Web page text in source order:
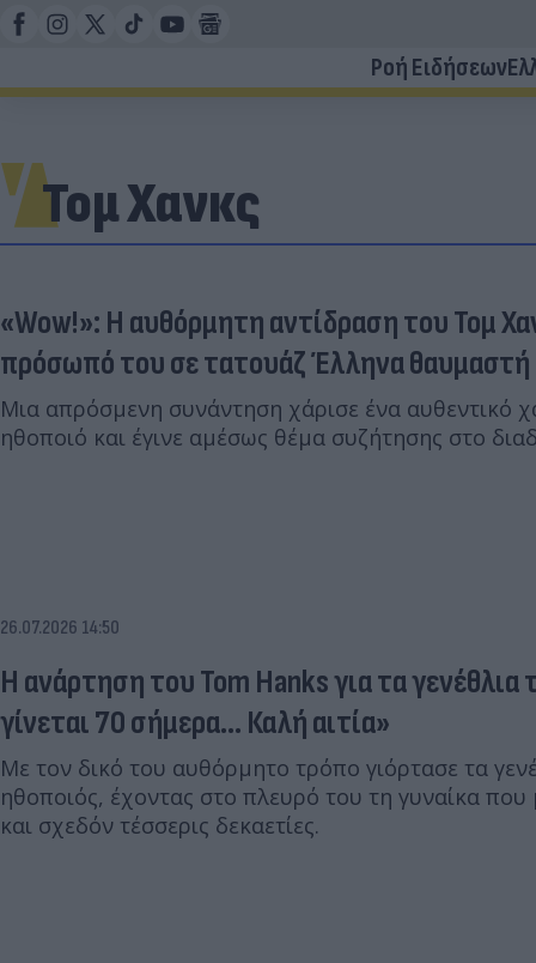
Ροή Ειδήσεων
Τομ Χανκς
«Wow!»: Η αυθόρμητη αντίδραση του Τομ
πρόσωπό του σε τατουάζ Έλληνα θαυμαστή
Μια απρόσμενη συνάντηση χάρισε ένα αυθεντικό
ηθοποιό και έγινε αμέσως θέμα συζήτησης στο
26.07.2026 14:50
Η ανάρτηση του Tom Hanks για τα
γίνεται 70 σήμερα... Καλή αιτία»
Με τον δικό του αυθόρμητο τρόπο γιόρτασε τα
ηθοποιός, έχοντας στο πλευρό του τη γυναίκα
και σχεδόν τέσσερις δεκαετίες.